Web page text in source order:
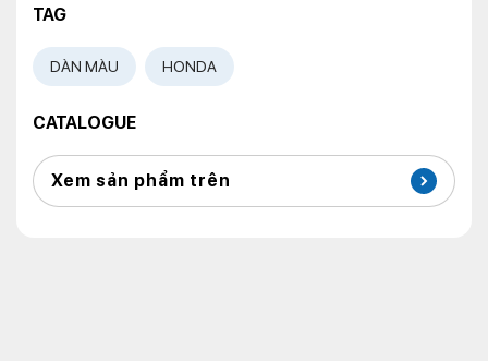
TAG
DÀN MÀU HONDA
CATALOGUE
Xem sản phẩm trên